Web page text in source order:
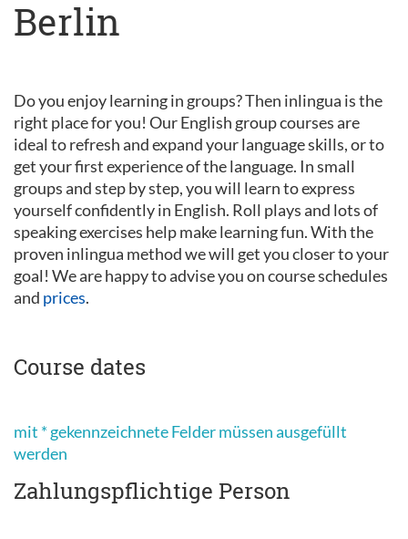
Berlin
Do you enjoy learning in groups? Then inlingua is the
right place for you! Our English group courses are
ideal to refresh and expand your language skills, or to
get your first experience of the language. In small
groups and step by step, you will learn to express
yourself confidently in English. Roll plays and lots of
speaking exercises help make learning fun. With the
proven inlingua method we will get you closer to your
goal! We are happy to advise you on course schedules
and prices.
Course dates
mit * gekennzeichnete Felder müssen ausgefüllt
werden
Zahlungspflichtige Person